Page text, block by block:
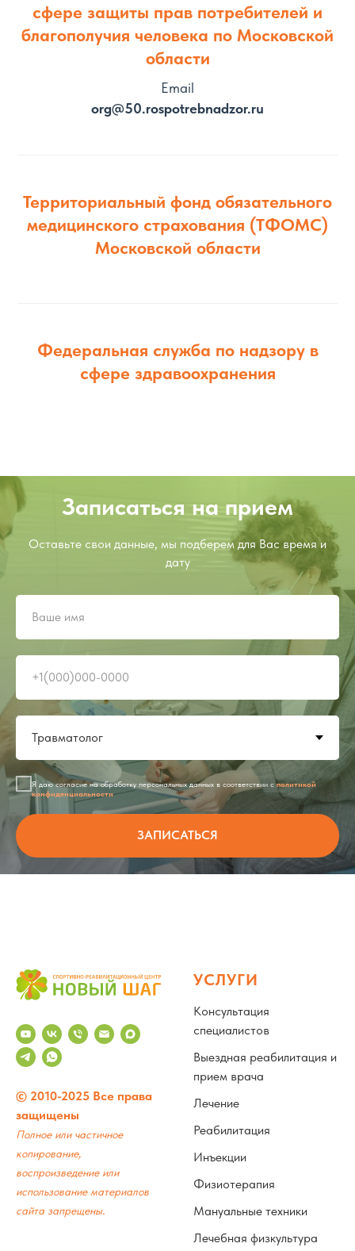
сфере защиты прав потребителей и
благополучия человека по Московской
области
Email
org@50.rospotrebnadzor.ru
Территориальный фонд обязательного
медицинского страхования (ТФОМС)
Московской области
Федеральная служба по надзору в
сфере здравоохранения
Записаться на прием
Оставьте свои данные, мы подберем для Вас время и
дату
Я даю согласие на обработку персональных данных в соответствии сполитикой
конфиденциальности
ЗАПИСАТЬСЯ
© 2010-2025 Все права
защищены
Полное или частичное
копирование,
воспроизведение или
использование материалов
сайта запрещены.
УСЛУГИ
Консультация
специалистов
Выездная реабилитация и
прием врача
Лечение
Реабилитация
Инъекции
Физиотерапия
Мануальные техники
Лечебная физкультура